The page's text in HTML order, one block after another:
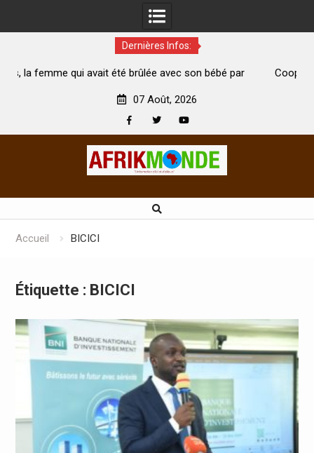
Dernières Infos:
été brûlée avec son bébé par
Coopération: Le ministre
07 Août, 2026
Accueil BICICI
Étiquette : BICICI